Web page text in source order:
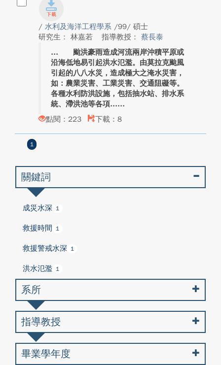
/ 水利及海洋工程學系 /99/ 碩士
研究生： 林嘉若
指導教授： 蔡長泰
颱洪豪雨造成河流兩岸沖積平原或
沿海低地易引起洪水氾濫。由莫拉克颱風
引起的八八水災，造成極大之淹水災害，
如：農業災害、工業災害、交通阻礙等。
各種水利防洪設施，包括抽水站、排水系
統、滯洪池等各項...
點閱：223
下載：8
1
關鍵詞
成災水深 1
救援時間 1
救援警戒水深 1
洪水氾濫 1
系所
指導教授
畢業學年度